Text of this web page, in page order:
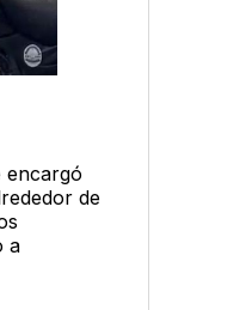
encargó
de
a